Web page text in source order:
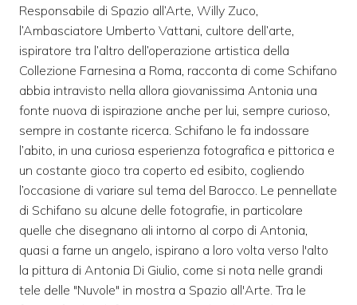
Responsabile di Spazio all’Arte, Willy Zuco,
l’Ambasciatore Umberto Vattani, cultore dell’arte,
ispiratore tra l’altro dell’operazione artistica della
Collezione Farnesina a Roma, racconta di come Schifano
abbia intravisto nella allora giovanissima Antonia una
fonte nuova di ispirazione anche per lui, sempre curioso,
sempre in costante ricerca. Schifano le fa indossare
l’abito, in una curiosa esperienza fotografica e pittorica e
un costante gioco tra coperto ed esibito, cogliendo
l’occasione di variare sul tema del Barocco. Le pennellate
di Schifano su alcune delle fotografie, in particolare
quelle che disegnano ali intorno al corpo di Antonia,
quasi a farne un angelo, ispirano a loro volta verso l'alto
la pittura di Antonia Di Giulio, come si nota nelle grandi
tele delle "Nuvole" in mostra a Spazio all'Arte. Tra le